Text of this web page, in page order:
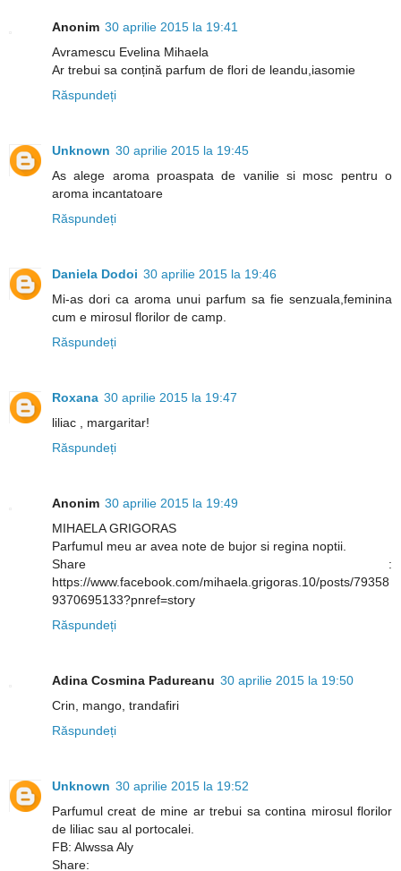
Anonim 30 aprilie 2015 la 19:41
Avramescu Evelina Mihaela
Ar trebui sa conțină parfum de flori de leandu,iasomie
Răspundeți
Unknown 30 aprilie 2015 la 19:45
As alege aroma proaspata de vanilie si mosc pentru o
aroma incantatoare
Răspundeți
Daniela Dodoi 30 aprilie 2015 la 19:46
Mi-as dori ca aroma unui parfum sa fie senzuala,feminina
cum e mirosul florilor de camp.
Răspundeți
Roxana 30 aprilie 2015 la 19:47
liliac , margaritar!
Răspundeți
Anonim 30 aprilie 2015 la 19:49
MIHAELA GRIGORAS
Parfumul meu ar avea note de bujor si regina noptii.
Share :
https://www.facebook.com/mihaela.grigoras.10/posts/79358
9370695133?pnref=story
Răspundeți
Adina Cosmina Padureanu 30 aprilie 2015 la 19:50
Crin, mango, trandafiri
Răspundeți
Unknown 30 aprilie 2015 la 19:52
Parfumul creat de mine ar trebui sa contina mirosul florilor
de liliac sau al portocalei.
FB: Alwssa Aly
Share: